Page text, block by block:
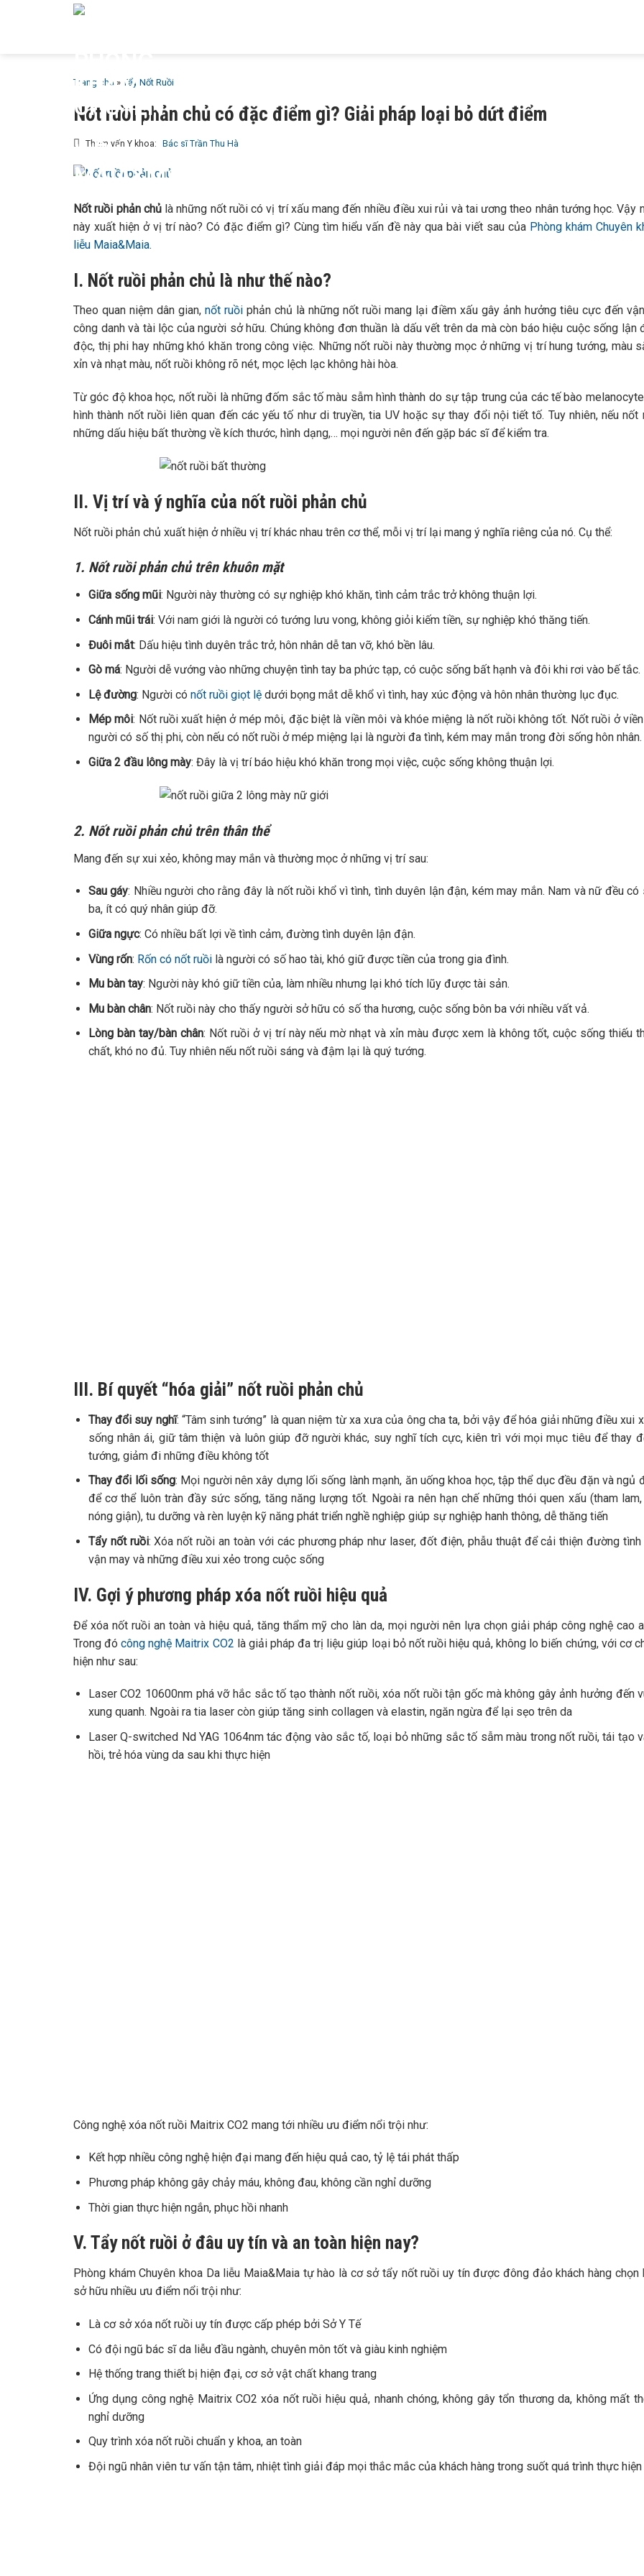
Trang chủ » Tẩy Nốt Ruồi
Nốt ruồi phản chủ có đặc điểm gì? Giải pháp loại bỏ dứt điểm
Tham vấn Y khoa: Bác sĩ Trần Thu Hà
Nốt ruồi phản chủ là những nốt ruồi có vị trí xấu mang đến nhiều điều xui rủi và tai ương theo nhân tướng học. Vậy
này xuất hiện ở vị trí nào? Có đặc điểm gì? Cùng tìm hiểu vấn đề này qua bài viết sau của Phòng khám Chuyên
liễu Maia&Maia.
I. Nốt ruồi phản chủ là như thế nào?
Theo quan niệm dân gian, nốt ruồi phản chủ là những nốt ruồi mang lại điềm xấu gây ảnh hưởng tiêu cực đến
công danh và tài lộc của người sở hữu. Chúng không đơn thuần là dấu vết trên da mà còn báo hiệu cuộc sống lận
độc, thị phi hay những khó khăn trong công việc. Những nốt ruồi này thường mọc ở những vị trí hung tướng, màu
xỉn và nhạt màu, nốt ruồi không rõ nét, mọc lệch lạc không hài hòa.
Từ góc độ khoa học, nốt ruồi là những đốm sắc tố màu sẫm hình thành do sự tập trung của các tế bào
hình thành nốt ruồi liên quan đến các yếu tố như di truyền, tia UV hoặc sự thay đổi nội tiết tố. Tuy nhiên, nếu nốt
những dấu hiệu bất thường về kích thước, hình dạng,… mọi người nên đến gặp bác sĩ để kiểm tra.
II. Vị trí và ý nghĩa của nốt ruồi phản chủ
Nốt ruồi phản chủ xuất hiện ở nhiều vị trí khác nhau trên cơ thể, mỗi vị trí lại mang ý nghĩa riêng của nó. Cụ thể:
1. Nốt ruồi phản chủ trên khuôn mặt
Giữa sống mũi: Người này thường có sự nghiệp khó khăn, tình cảm trắc trở không thuận lợi.
Cánh mũi trái: Với nam giới là người có tướng lưu vong, không giỏi kiếm tiền, sự nghiệp khó thăng tiến.
Đuôi mắt: Dấu hiệu tình duyên trắc trở, hôn nhân dễ tan vỡ, khó bền lâu.
Gò má: Người dễ vướng vào những chuyện tình tay ba phức tạp, có cuộc sống bất hạnh và đôi khi rơi vào bế tắc.
Lệ đường: Người có nốt ruồi giọt lệdưới bọng mắt dễ khổ vì tình, hay xúc động và hôn nhân thường lục đục.
Mép môi: Nốt ruồi xuất hiện ở mép môi, đặc biệt là viền môi và khóe miệng là nốt ruồi không tốt. Nốt ruồi ở
người có số thị phi, còn nếu có nốt ruồi ở mép miệng lại là người đa tình, kém may mắn trong đời sống hôn nhân.
Giữa 2 đầu lông mày: Đây là vị trí báo hiệu khó khăn trong mọi việc, cuộc sống không thuận lợi.
2. Nốt ruồi phản chủ trên thân thể
Mang đến sự xui xẻo, không may mắn và thường mọc ở những vị trí sau:
Sau gáy: Nhiều người cho rằng đây là nốt ruồi khổ vì tình, tình duyên lận đận, kém may mắn. Nam và nữ đều có
ba, ít có quý nhân giúp đỡ.
Giữa ngực: Có nhiều bất lợi về tình cảm, đường tình duyên lận đận.
Vùng rốn: Rốn có nốt ruồilà người có số hao tài, khó giữ được tiền của trong gia đình.
Mu bàn tay: Người này khó giữ tiền của, làm nhiều nhưng lại khó tích lũy được tài sản.
Mu bàn chân: Nốt ruồi này cho thấy người sở hữu có số tha hương, cuộc sống bôn ba với nhiều vất vả.
Lòng bàn tay/bàn chân: Nốt ruồi ở vị trí này nếu mờ nhạt và xỉn màu được xem là không tốt, cuộc sống thiếu
chất, khó no đủ. Tuy nhiên nếu nốt ruồi sáng và đậm lại là quý tướng.
III. Bí quyết “hóa giải” nốt ruồi phản chủ
Thay đổi suy nghĩ: “Tâm sinh tướng” là quan niệm từ xa xưa của ông cha ta, bởi vậy để hóa giải những điều xui
sống nhân ái, giữ tâm thiện và luôn giúp đỡ người khác, suy nghĩ tích cực, kiên trì với mọi mục tiêu để thay
tướng, giảm đi những điều không tốt
Thay đổi lối sống: Mọi người nên xây dựng lối sống lành mạnh, ăn uống khoa học, tập thể dục đều đặn và ngủ
để cơ thể luôn tràn đầy sức sống, tăng năng lượng tốt. Ngoài ra nên hạn chế những thói quen xấu (tham
nóng giận), tu dưỡng và rèn luyện kỹ năng phát triển nghề nghiệp giúp sự nghiệp hanh thông, dễ thăng tiến
Tẩy nốt ruồi: Xóa nốt ruồi an toàn với các phương pháp như laser, đốt điện, phẫu thuật để cải thiện đường tình
vận may và những điều xui xẻo trong cuộc sống
IV. Gợi ý phương pháp xóa nốt ruồi hiệu quả
Để xóa nốt ruồi an toàn và hiệu quả, tăng thẩm mỹ cho làn da, mọi người nên lựa chọn giải pháp công nghệ cao
Trong đócông nghệ Maitrix CO2 là giải pháp đa trị liệu giúp loại bỏ nốt ruồi hiệu quả, không lo biến chứng, với cơ
hiện như sau:
Laser CO2 10600nm phá vỡ hắc sắc tố tạo thành nốt ruồi, xóa nốt ruồi tận gốc mà không gây ảnh hưởng đến
xung quanh. Ngoài ra tia laser còn giúp tăng sinh collagen và elastin, ngăn ngừa để lại sẹo trên da
Laser Q-switched Nd YAG 1064nm tác động vào sắc tố, loại bỏ những sắc tố sẫm màu trong nốt ruồi, tái tạo
hồi, trẻ hóa vùng da sau khi thực hiện
Công nghệ xóa nốt ruồi Maitrix CO2 mang tới nhiều ưu điểm nổi trội như:
Kết hợp nhiều công nghệ hiện đại mang đến hiệu quả cao, tỷ lệ tái phát thấp
Phương pháp không gây chảy máu, không đau, không cần nghỉ dưỡng
Thời gian thực hiện ngắn, phục hồi nhanh
V. Tẩy nốt ruồi ở đâu uy tín và an toàn hiện nay?
Phòng khám Chuyên khoa Da liễu Maia&Maia tự hào là cơ sở tẩy nốt ruồi uy tín được đông đảo khách hàng chọn
sở hữu nhiều ưu điểm nổi trội như:
Là cơ sở xóa nốt ruồi uy tín được cấp phép bởi Sở Y Tế
Có đội ngũ bác sĩ da liễu đầu ngành, chuyên môn tốt và giàu kinh nghiệm
Hệ thống trang thiết bị hiện đại, cơ sở vật chất khang trang
Ứng dụng công nghệ Maitrix CO2 xóa nốt ruồi hiệu quả, nhanh chóng, không gây tổn thương da, không mất
nghỉ dưỡng
Quy trình xóa nốt ruồi chuẩn y khoa, an toàn
Đội ngũ nhân viên tư vấn tận tâm, nhiệt tình giải đáp mọi thắc mắc của khách hàng trong suốt quá trình thực hiện